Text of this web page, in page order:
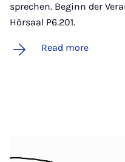
sprechen. Beginn der
Hörsaal P6.201.
Read more